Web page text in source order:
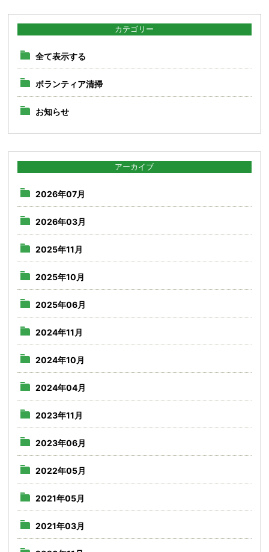
カテゴリー
全て表示する
ボランティア清掃
お知らせ
アーカイブ
2026年07月
2026年03月
2025年11月
2025年10月
2025年06月
2024年11月
2024年10月
2024年04月
2023年11月
2023年06月
2022年05月
2021年05月
2021年03月